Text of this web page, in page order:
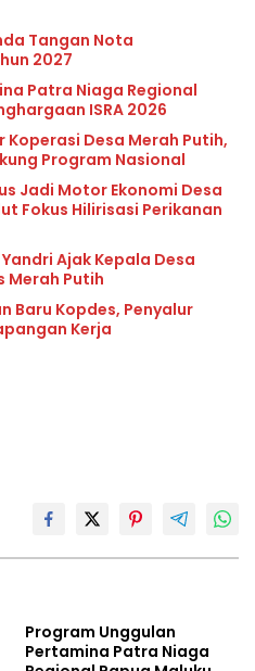
Tangan Nota
2027
Patra Niaga Regional
ISRA 2026
Desa Merah Putih,
Program Nasional
Jadi Motor Ekonomi Desa
Fokus Hilirisasi Perikanan
Ajak Kepala Desa
Merah Putih
Baru Kopdes, Penyalur
Kerja
Program Unggulan
Pertamina Patra Niaga